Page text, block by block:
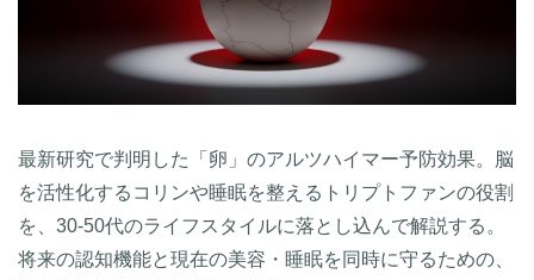
最新研究で判明した「卵」のアルツハイマー予防効果。脳
を活性化するコリンや睡眠を整えるトリプトファンの役割
を、30-50代のライフスタイルに落とし込んで解説する。
将来の認知機能と現在の美容・睡眠を同時に守るための、